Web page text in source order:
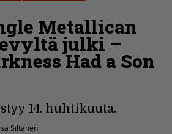
Metallican
julki –
Had a Son
14. huhtikuuta.
Siltanen